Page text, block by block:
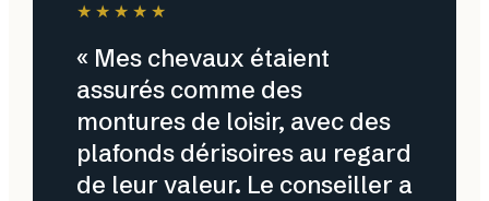
★★★★★
« Mes chevaux étaient
assurés comme des
montures de loisir, avec des
plafonds dérisoires au regard
de leur valeur. Le conseiller a